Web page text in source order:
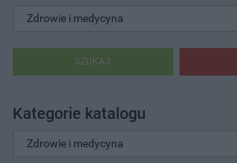
SZUKAJ
Kategorie katalogu